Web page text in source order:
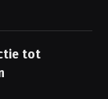
tot